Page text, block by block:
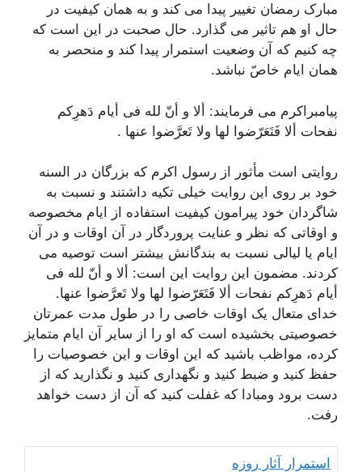
مبارک رمضان تغییر پیدا می کند و به همان کیفیت در
حال او هم تاثیر می گذارد. حال صحبت در این است که
چه کنیم که آن وضعیت استمرار پیدا کند و منحصر به
همان ایام خاصّ نباشد.
پیامبراکرم می فرمایند: ألا و أنّ لله فی أیام دَهرِکم
نفحات ألا فَتَعَرّضوا لها ولا تَعرَّضوا عنها .
روایتی است مأثور از رسول اکرم که بزرگان در السنه
خود بر روی این روایت خیلی تکیه داشتند و نسبت به
شاگردان خود پیرامون کیفیت استفاده از ایام مخصوصه
و اوقاتی که نظر و عنایت پروردگار در آن اوقات و در آن
ایام یا لیالی نسبت به بندگانش بیشتر است توصیه می
کردند. مضمون این روایت این است:
ألا و أنّ لله فی
أیام دَهرِکم نفحات ألا فَتَعَرّضوا لها ولا تَعرَّضوا عنها.
خدای متعال یک اوقات خاصی را در طول مدت عمرتان
خصوصیتی بخشیده است که او را از سایر آن ایام متمایز
کرده، مواظب باشید که این اوقات و این خصوصیات را
حفظ کنید و ضبط کنید و نگهداری کنید و نگذارید که از
دست برود ومبادا که غفلت کنید که آن از دست خواهد
رفت.
استمرار آثار روزه